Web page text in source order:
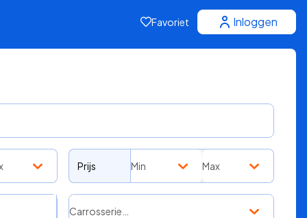
Favoriet Inloggen
Prijs Min Max
Carrosserie…